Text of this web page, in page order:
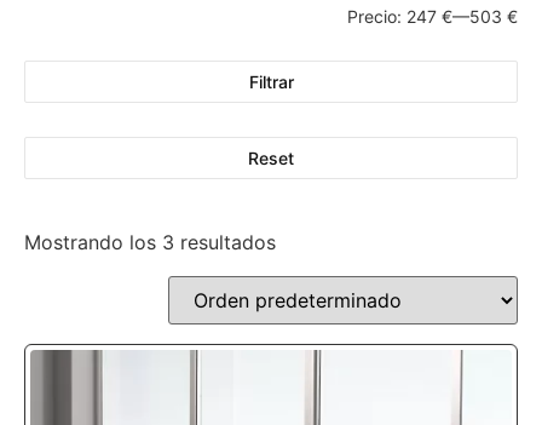
Precio: 247 €—503 €
Filtrar
Reset
Mostrando los 3 resultados